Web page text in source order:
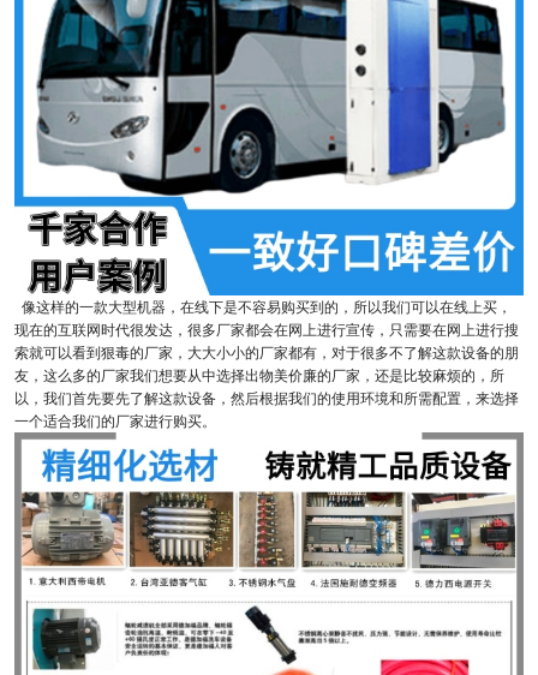
像这样的一款大型机器，在线下是不容易购买到的，所以我们可以在线上买，
现在的互联网时代很发达，很多厂家都会在网上进行宣传，只需要在网上进行搜
索就可以看到狠毒的厂家，大大小小的厂家都有，对于很多不了解这款设备的朋
友，这么多的厂家我们想要从中选择出物美价廉的厂家，还是比较麻烦的，所
以，我们首先要先了解这款设备，然后根据我们的使用环境和所需配置，来选择
一个适合我们的厂家进行购买。